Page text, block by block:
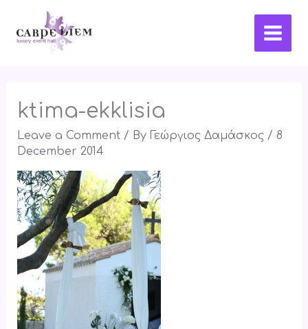
Main
ktima-ekklisia
Leave a Comment / By Γεώργιος Δαμάσκος / 8
December 2014